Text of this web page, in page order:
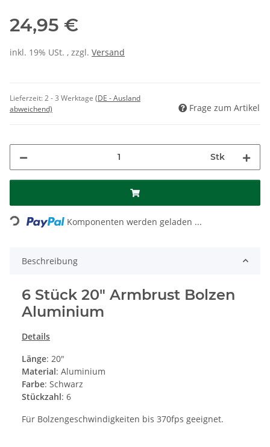
24,95 €
inkl. 19% USt. , zzgl. Versand
Lieferzeit:2 - 3 Werktage (DE - Ausland
abweichend)
Frage zum Artikel
Stk
Loading... Komponenten werden geladen ...
Beschreibung
6 Stück 20" Armbrust Bolzen
Aluminium
Details
Länge: 20"
Material: Aluminium
Farbe: Schwarz
Stückzahl: 6
Für Bolzengeschwindigkeiten bis 370fps geeignet.